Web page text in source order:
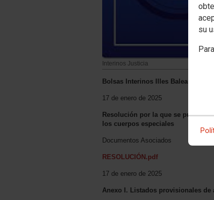
su
Interinos Justicia
Bolsas Interinos Illes Balears
17 de enero de 2025
Resolución por la que se
los cuerpos especiales
Documentos Asociados
RESOLUCIÓN.pdf
17 de enero de 2025
Anexo I. Listados provisionales